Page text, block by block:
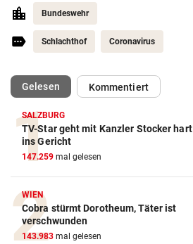
Bundeswehr
Schlachthof Coronavirus
Gelesen(ausgewählt)Kommentiert
SALZBURG
TV-Star geht mit Kanzler Stocker hart
ins Gericht
147.259 mal gelesen
WIEN
Cobra stürmt Dorotheum, Täter ist
verschwunden
143.983 mal gelesen